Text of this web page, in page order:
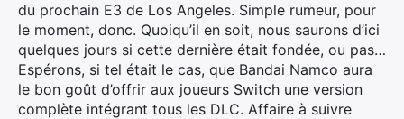
du prochain E3 de Los Angeles. Simple rumeur, pour
le moment, donc. Quoiqu’il en soit, nous saurons d’ici
quelques jours si cette dernière était fondée, ou pas…
Espérons, si tel était le cas, que Bandai Namco aura
le bon goût d’offrir aux joueurs Switch une version
complète intégrant tous les DLC. Affaire à suivre